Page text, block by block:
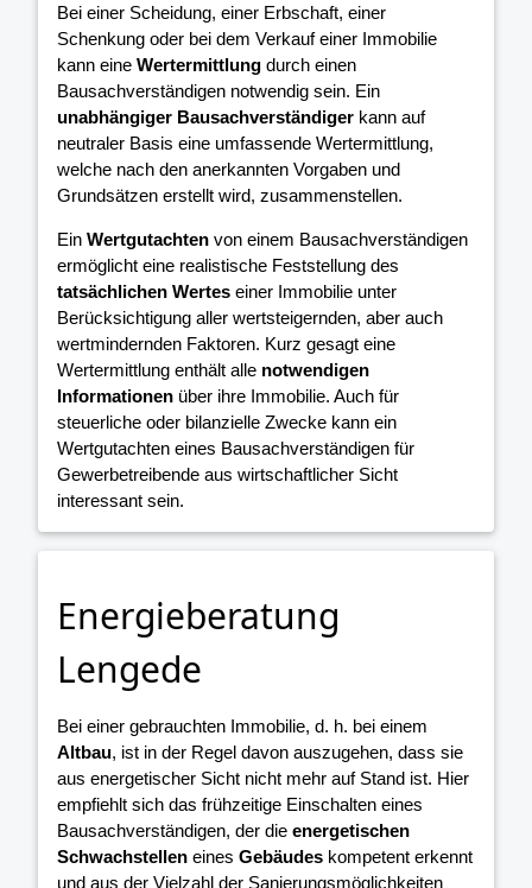
Bei einer Scheidung, einer Erbschaft, einer
Schenkung oder bei dem Verkauf einer Immobilie
kann eine Wertermittlung durch einen
Bausachverständigen notwendig sein. Ein
unabhängiger Bausachverständiger kann auf
neutraler Basis eine umfassende Wertermittlung,
welche nach den anerkannten Vorgaben und
Grundsätzen erstellt wird, zusammenstellen.
Ein Wertgutachten von einem Bausachverständigen
ermöglicht eine realistische Feststellung des
tatsächlichen Wertes einer Immobilie unter
Berücksichtigung aller wertsteigernden, aber auch
wertmindernden Faktoren. Kurz gesagt eine
Wertermittlung enthält alle notwendigen
Informationen über ihre Immobilie. Auch für
steuerliche oder bilanzielle Zwecke kann ein
Wertgutachten eines Bausachverständigen für
Gewerbetreibende aus wirtschaftlicher Sicht
interessant sein.
Energieberatung
Lengede
Bei einer gebrauchten Immobilie, d. h. bei einem
Altbau, ist in der Regel davon auszugehen, dass sie
aus energetischer Sicht nicht mehr auf Stand ist. Hier
empfiehlt sich das frühzeitige Einschalten eines
Bausachverständigen, der die energetischen
Schwachstellen eines Gebäudes kompetent erkennt
und aus der Vielzahl der Sanierungsmöglichkeiten